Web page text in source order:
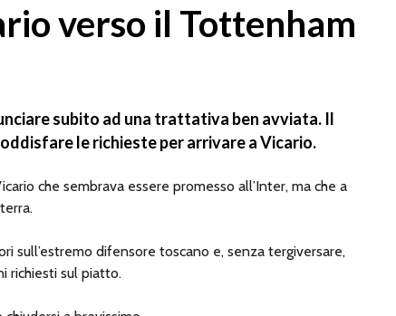
verso il Tottenham
subito ad una trattativa ben avviata. Il
le richieste per arrivare a Vicario.
che sembrava essere promesso all’Inter, ma che a
sull’estremo difensore toscano e, senza tergiversare,
richiesti sul piatto.